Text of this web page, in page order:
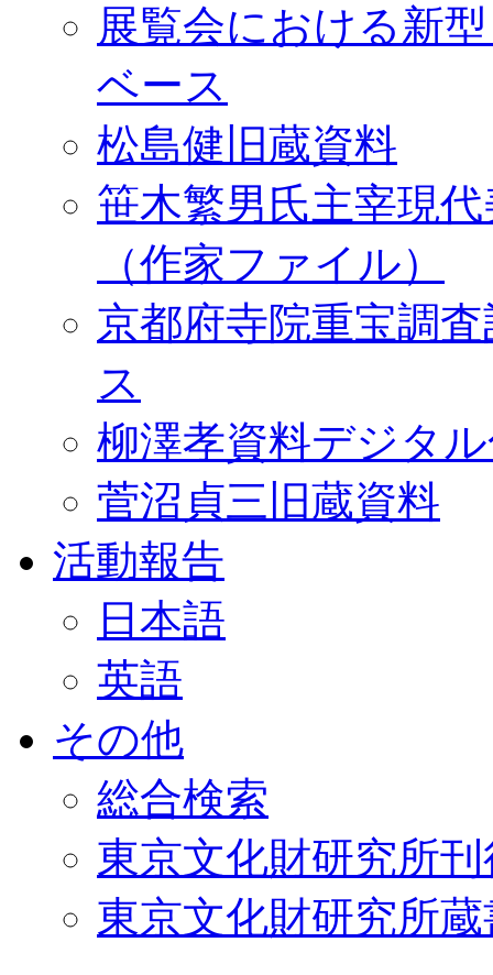
展覧会における新
ベース
松島健旧蔵資料
笹木繁男氏主宰現
（作家ファイル）
京都府寺院重宝調
ス
柳澤孝資料デジタ
菅沼貞三旧蔵資料
活動報告
日本語
英語
その他
総合検索
東京文化財研究所
東京文化財研究所